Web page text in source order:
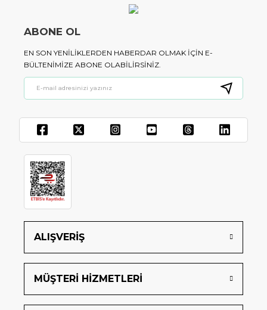
ALIŞVERİŞ
MÜŞTERİ HİZMETLERİ
ABONE OL
EN SON YENILIKLERDEN HABERDAR OLMAK IÇIN E-
BÜLTENIMIZE ABONE OLABILIRSINIZ.